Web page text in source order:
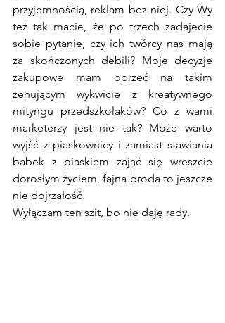
przyjemnością, reklam bez niej. Czy Wy
też tak macie, że po trzech zadajecie
sobie pytanie, czy ich twórcy nas mają
za skończonych debili? Moje decyzje
zakupowe mam oprzeć na takim
żenującym wykwicie z kreatywnego
mityngu przedszkolaków? Co z wami
marketerzy jest nie tak? Może warto
wyjść z piaskownicy i zamiast stawiania
babek z piaskiem zająć się wreszcie
dorosłym życiem, fajna broda to jeszcze
nie dojrzałość.
Wyłączam ten szit, bo nie daję rady.